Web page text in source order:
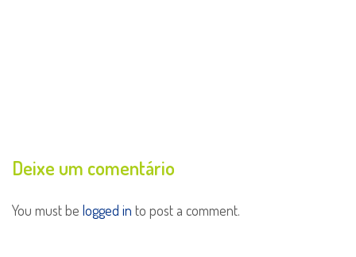
Deixe um comentário
You must be logged in to post a comment.